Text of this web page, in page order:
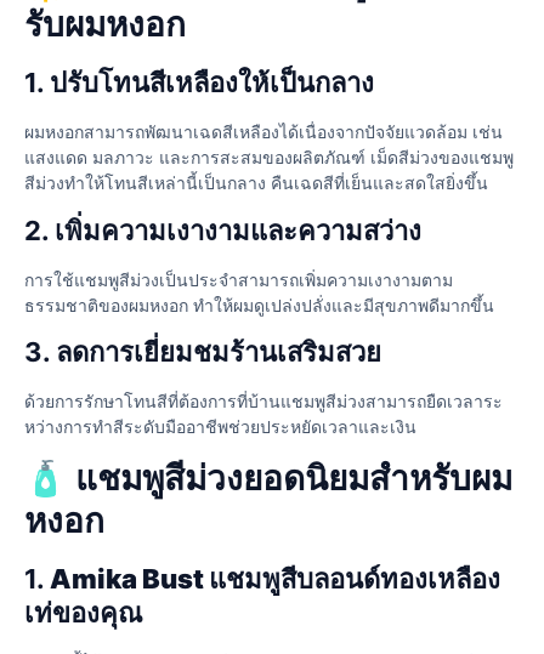
รับผมหงอก
1. ปรับโทนสีเหลืองให้เป็นกลาง
ผมหงอกสามารถพัฒนาเฉดสีเหลืองได้เนื่องจากปัจจัยแวดล้อม เช่น
แสงแดด มลภาวะ และการสะสมของผลิตภัณฑ์ เม็ดสีม่วงของแชมพู
สีม่วงทําให้โทนสีเหล่านี้เป็นกลาง คืนเฉดสีที่เย็นและสดใสยิ่งขึ้น
2. เพิ่มความเงางามและความสว่าง
การใช้แชมพูสีม่วงเป็นประจําสามารถเพิ่มความเงางามตาม
ธรรมชาติของผมหงอก ทําให้ผมดูเปล่งปลั่งและมีสุขภาพดีมากขึ้น
3. ลดการเยี่ยมชมร้านเสริมสวย
ด้วยการรักษาโทนสีที่ต้องการที่บ้านแชมพูสีม่วงสามารถยืดเวลาระ
หว่างการทําสีระดับมืออาชีพช่วยประหยัดเวลาและเงิน
🧴 แชมพูสีม่วงยอดนิยมสําหรับผม
หงอก
1. Amika Bust แชมพูสีบลอนด์ทองเหลือง
เท่ของคุณ